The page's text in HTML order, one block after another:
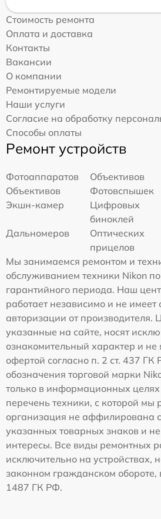
Стоимость ремонта
Оплата и доставка
Контакты
Вакансии
О компании
Ремонтируемые модели
Наши услуги
Согласие на обработку
Способы оплаты
Ремонт устройств
Фотоаппаратов
Объективов
Объективов
Фотовспышек
Экшн-камер
Цифровых
биноклей
Дальномеров
Оптических
прицелов
Мы занимаемся ремонтом и
обслуживанием техники Nikon
гарантийного периода. Наш
работает независимо и не
авторизации от производителя.
указанные на сайте, носят
ознакомительный характер и не
офертой согласно п. 2 ст. 437
обозначения торговой марки
только в информационных
перечень техники, с которой
организация не аффилирована
указанных товарных знаков и
интересы. Все виды ремонтных
исключительно на устройствах,
законном гражданском обороте,
1487 ГК РФ.